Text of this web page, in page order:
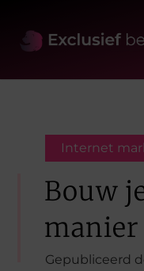
Internet
Bouw
manier
Gepubliceerd